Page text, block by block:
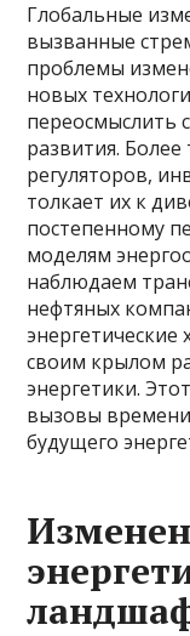
Глобальные
вызванные
проблемы
новых
переосмыслить
развития.
регуляторов,
толкает их к
постепенному
моделям
наблюдаем
нефтяных
своим крылом
энергетики.
вызовы
будущего